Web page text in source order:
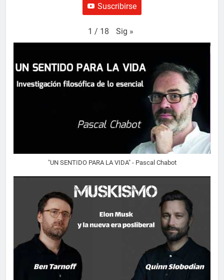
Suscribirse
1 / 18 Sig »
"UN SENTIDO PARA LA VIDA" - Pascal Chabot